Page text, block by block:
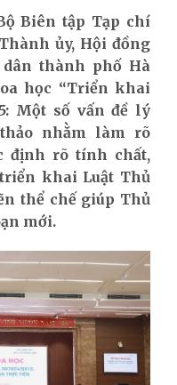
Biên tập Tạp chí
ủy, Hội đồng
thành phố Hà
học “Triển khai
Một số vấn đề lý
nhằm làm rõ
định rõ tính chất,
khai Luật Thủ
thể chế giúp Thủ
mới.